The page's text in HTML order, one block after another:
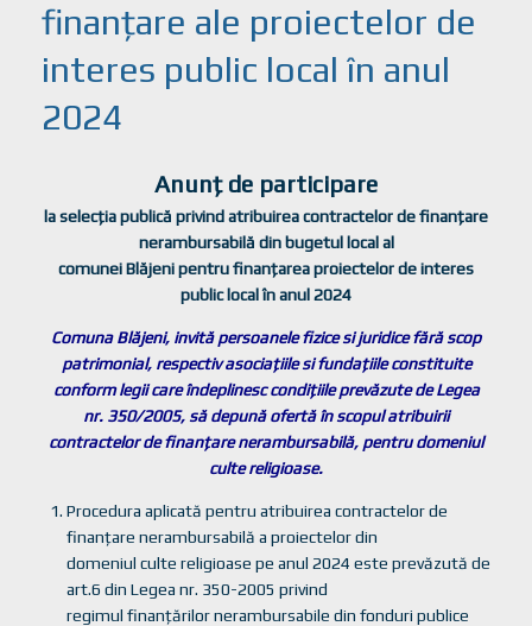
finanţare ale proiectelor de
interes public local în anul
2024
Anunţ de participare
la selecţia publică privind atribuirea contractelor de finanţare
nerambursabilă din bugetul local al
comunei Blăjeni pentru finanţarea proiectelor de interes
public local în anul 2024
Comuna Blăjeni, invită persoanele fizice si juridice fără scop
patrimonial, respectiv asociaţiile si fundaţiile constituite
conform legii care îndeplinesc condiţiile prevăzute de Legea
nr. 350/2005, să depună ofertă în scopul atribuirii
contractelor de finanţare nerambursabilă, pentru domeniul
culte religioase.
Procedura aplicată pentru atribuirea contractelor de
finanţare nerambursabilă a proiectelor din
domeniul culte religioase pe anul 2024 este prevăzută de
art.6 din Legea nr. 350-2005 privind
regimul finanţărilor nerambursabile din fonduri publice